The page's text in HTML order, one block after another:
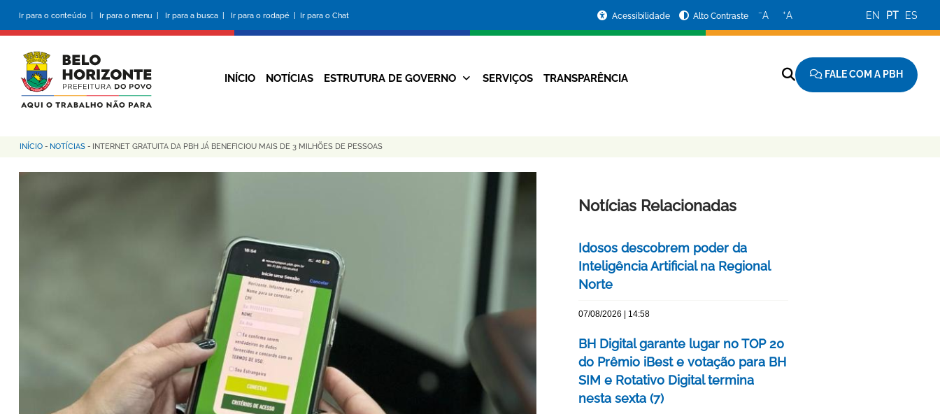
conteúdo
principal
Ir para o conteúdo | Ir para o menu | Ir para a busca | Ir para o rodapé | Ir para o Chat
da
Prefeitura
Acessibilidade Alto Contraste −A +A EN PT ES
Navegação
INÍCIO NOTÍCIAS ESTRUTURA DE GOVERNO SERVIÇOS TRANSPARÊNCIA FALE COM A PBH
Trilha
de
INÍCIO - NOTÍCIAS - INTERNET GRATUITA DA PBH JÁ BENEFICIOU MAIS DE 3 MILHÕES DE PESSOAS
Notícias Relacionadas
Idosos descobrem poder da
Inteligência Artificial na Regional
Norte
07/08/2026 | 14:58
BH Digital garante lugar no TOP 20
do Prêmio iBest e votação para BH
SIM e Rotativo Digital termina
nesta sexta (7)